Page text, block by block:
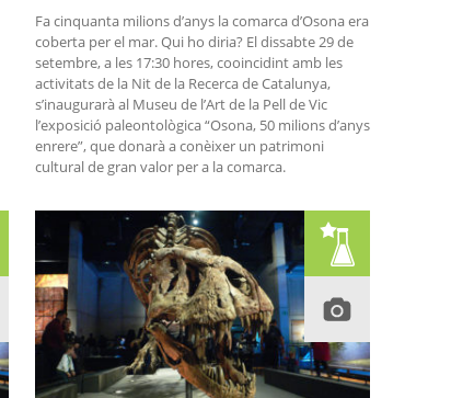
Fa cinquanta milions d’anys la comarca d’Osona era
coberta per el mar. Qui ho diria? El dissabte 29 de
setembre, a les 17:30 hores, cooincidint amb les
activitats de la Nit de la Recerca de Catalunya,
s’inaugurarà al Museu de l’Art de la Pell de Vic
l’exposició paleontològica “Osona, 50 milions d’anys
enrere”, que donarà a conèixer un patrimoni
cultural de gran valor per a la comarca.